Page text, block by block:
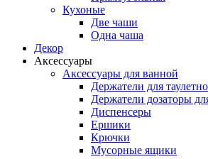
Кухоные
Две чаши
Одна чаша
Декор
Аксессуары
Аксессуары для ванной
Держатели для
Держатели дозаторы
Диспенсеры
Ершики
Крючки
Мусорные ящики